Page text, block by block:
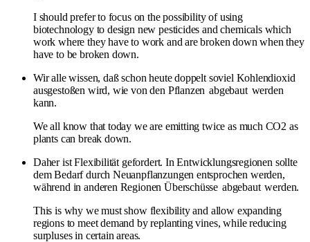
I should prefer to focus on the possibility of using
biotechnology to design new pesticides and chemicals which
work where they have to work and are broken down when they
have to be broken down.
Wir alle wissen, daß schon heute doppelt soviel Kohlendioxid
ausgestoßen wird, wie von den Pflanzen abgebaut werden
kann.
We all know that today we are emitting twice as much CO2 as
plants can break down.
Daher ist Flexibilität gefordert. In Entwicklungsregionen sollte
dem Bedarf durch Neuanpflanzungen entsprochen werden,
während in anderen Regionen Überschüsse abgebaut werden.
This is why we must show flexibility and allow expanding
regions to meet demand by replanting vines, while reducing
surpluses in certain areas.